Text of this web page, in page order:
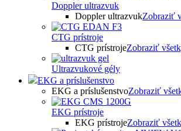
Doppler ultrazvuk
Doppler ultrazvukZobraziť
CTG prístroje
CTG prístrojeZobraziť
Ultrazvukové gély
EKG a príslušenstvo
EKG a príslušenstvoZobraziť
EKG prístroje
EKG prístrojeZobraziť